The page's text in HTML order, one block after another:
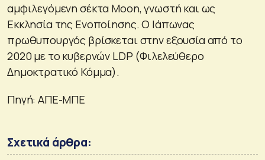
αμφιλεγόμενη σέκτα Moon, γνωστή και ως
Εκκλησία της Ενοποίησης. Ο Ιάπωνας
πρωθυπουργός βρίσκεται στην εξουσία από το
2020 με το κυβερνών LDP (Φιλελεύθερο
Δημοκτρατικό Κόμμα).
Πηγή: AΠΕ-ΜΠΕ
Σχετικά άρθρα: